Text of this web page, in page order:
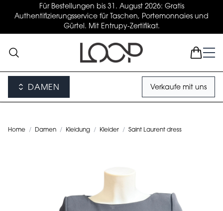
Für Bestellungen bis 31. August 2026: Gratis
Authentifizierungsservice für Taschen, Portemonnaies und
Gürtel. Mit Entrupy-Zertifikat.
DAMEN Verkaufe mit uns
Home / Damen / Kleidung / Kleider / Saint Laurent dress